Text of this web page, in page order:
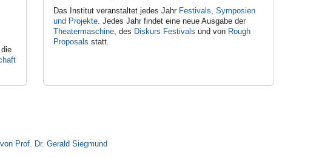
Das Institut veranstaltet jedes Jahr Festivals, Symposien
und Projekte. Jedes Jahr findet eine neue Ausgabe der
Theatermaschine, des Diskurs Festivals und von Rough
Proposals statt.
Prof. Dr. Gerald Siegmund